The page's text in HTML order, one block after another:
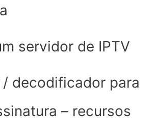
servidor de IPTV
/ decodificador para
– recursos